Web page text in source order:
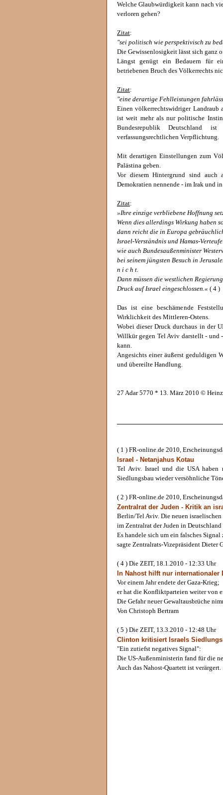
Welche Glaubwürdigkeit kann nach
verloren gehen?
Zitat:
"sei politisch wie perspektivisch zu
Die Gewissenlosigkeit lässt sich ganz
Längst genügt ein Bedauern für
betriebenen Bruch des Völkerrechts
Zitat:
"eine derartige Fehlleistungen
Einen völkerrechtswidriger Landraub
ist weit mehr als nur politische
Bundesrepublik Deutschland
verfassungsrechtlichen Verpflichtung.
Mit derartigen Einstellungen zum
Palästina geben.
Vor diesem Hintergrund sind auch
Demokratien nennende - im Irak und
Zitat:
»Ihre einzige verbliebene Hoffnung
Wenn dies allerdings Wirkung haben
dann reicht die in Europa
Israel-Verständnis und Hamas-
wie auch Bundesaußenminister
bei seinem jüngsten Besuch in
n i c h t.
Dann müssen die westlichen
Druck auf Israel eingeschlossen.« ( 4 )
Das ist eine beschämende
Wirklichkeit des Mittleren-Ostens.
Wobei dieser Druck durchaus in der
Willkür gegen Tel Aviv darstellt - und
kann.
Angesichts einer äußerst geduldigen
und übereilte Handlung.
27 Adar 5770 * 13. März 2010 ©
( 1 ) FR-online.de 2010,
Israel - Netanjahus Kotau
Tel Aviv. Israel und die USA haben
Siedlungsbau wieder versöhnliche
( 2 ) FR-online.de 2010,
Zentralrat der Juden - Kritik an
Berlin/Tel Aviv. Die neuen israelischen
im Zentralrat der Juden in
Es handele sich um ein falsches
sagte Zentralrats-Vizepräsident Dieter
( 4 ) Die ZEIT, 18.1.2010 - 12:33 Uhr
In Nahost hilft nur internationaler
Vor einem Jahr endete der Gaza-Krieg;
er hat die Konfliktparteien weiter von
Die Gefahr neuer Gewaltausbrüche
Von Christoph Bertram
( 5 ) Die ZEIT, 13.3.2010 - 12:48 Uhr
Clinton kritisiert Israels
"Ein zutiefst negatives Signal":
Die US-Außenministerin fand für die
Auch das Nahost-Quartett ist verärgert.